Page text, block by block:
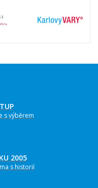
s výběrem
2005
s historií